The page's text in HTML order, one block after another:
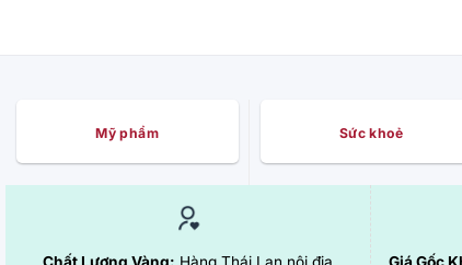
Mỹ phẩm Sức khoẻ